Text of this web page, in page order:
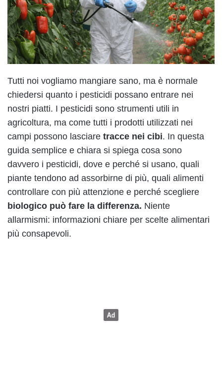
Tutti noi vogliamo mangiare sano, ma è normale
chiedersi quanto i pesticidi possano entrare nei
nostri piatti. I pesticidi sono strumenti utili in
agricoltura, ma come tutti i prodotti utilizzati nei
campi possono lasciare tracce nei cibi. In questa
guida semplice e chiara si spiega cosa sono
davvero i pesticidi, dove e perché si usano, quali
piante tendono ad assorbirne di più, quali alimenti
controllare con più attenzione e perché scegliere
biologico può fare la differenza. Niente
allarmismi: informazioni chiare per scelte alimentari
più consapevoli.